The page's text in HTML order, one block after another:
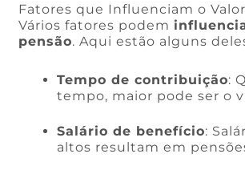
Fatores que Influenciam o
Vários fatores podem
pensão. Aqui estão alguns
Tempo de contribuição:
tempo, maior pode ser o
Salário de benefício:
altos resultam em